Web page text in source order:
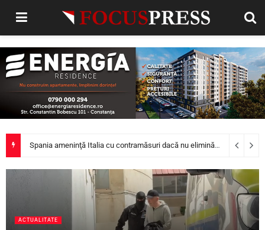
Eugen Tomac propune comasarea a peste 1.500 de primării și reorganizarea județelor: „Nu mai putem funcționa”
ACTUALITATE